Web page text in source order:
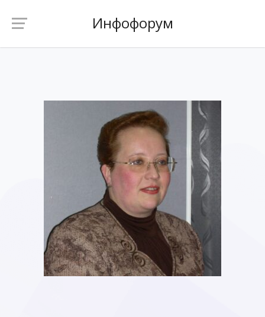
Инфофорум